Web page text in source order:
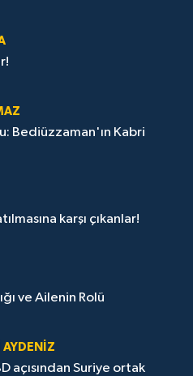
Bediüzzaman'ın Kabri
karşı çıkanlar!
ve Ailenin Rolü
AYDENIZ
açısından Suriye ortak